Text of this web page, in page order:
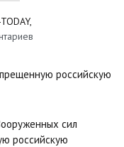
сил
российскую